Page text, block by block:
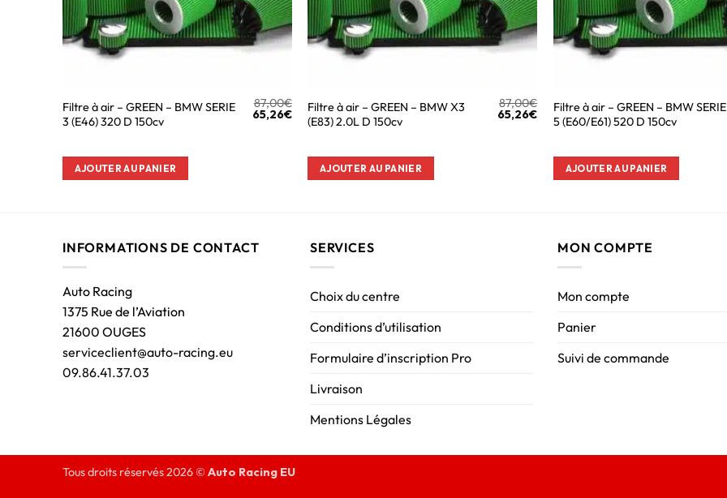
Filtre à air – GREEN – BMW SERIE
3 (E46) 320 D 150cv
87,00€
65,26€
AJOUTER AU PANIER
Filtre à air – GREEN – BMW X3
(E83) 2.0L D 150cv
87,00€
65,26€
AJOUTER AU PANIER
Filtre à air – GREEN – BMW SERIE
5 (E60/E61) 520 D 150cv
AJOUTER AU PANIER
INFORMATIONS DE CONTACT
Auto Racing
1375 Rue de l’Aviation
21600 OUGES
serviceclient@auto-racing.eu
09.86.41.37.03
SERVICES
Choix du centre
Conditions d’utilisation
Formulaire d’inscription Pro
Livraison
Mentions Légales
MON COMPTE
Mon compte
Panier
Suivi de commande
Tous droits réservés 2026 © Auto Racing EU